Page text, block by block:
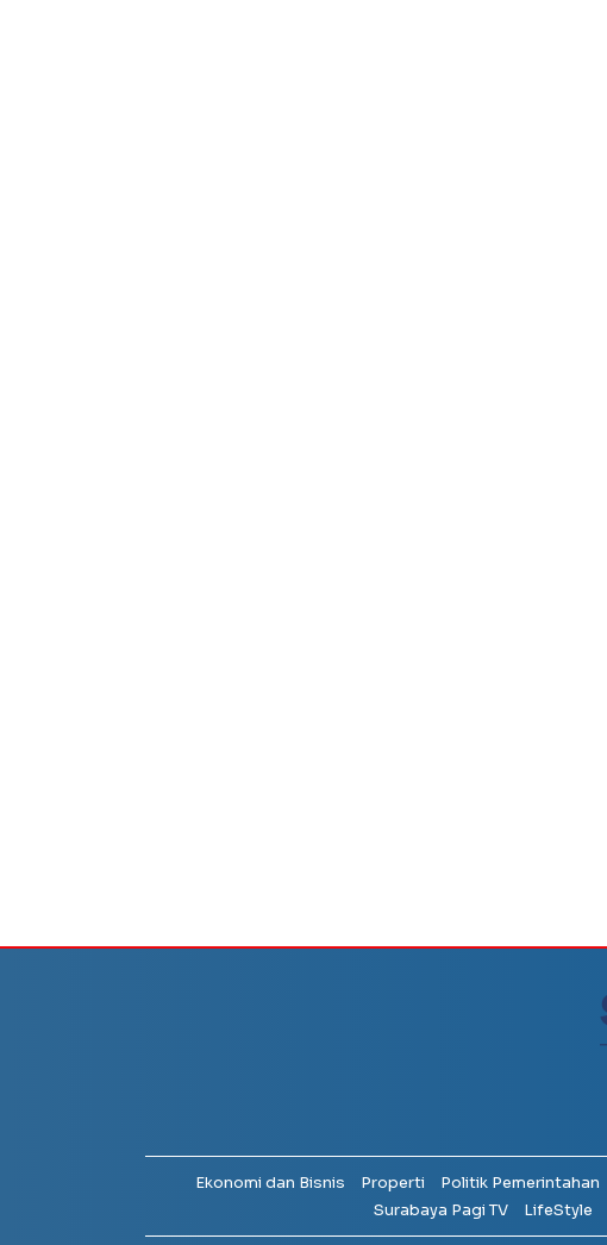
Ekonomi dan Bisnis Properti Politik Pemerintahan
Surabaya Pagi TV
LifeStyle